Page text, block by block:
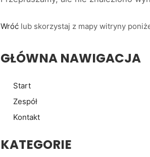
Wróć lub skorzystaj z mapy witryny
GŁÓWNA NAWIGACJA
Start
Zespół
Kontakt
KATEGORIE